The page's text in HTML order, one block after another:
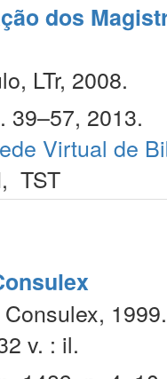
dos
LTr, 2008.
39–57, 2013.
Virtual de
, TST
1999.
v. : il.